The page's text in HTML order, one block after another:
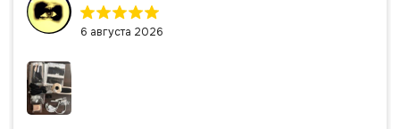
6 августа 2026